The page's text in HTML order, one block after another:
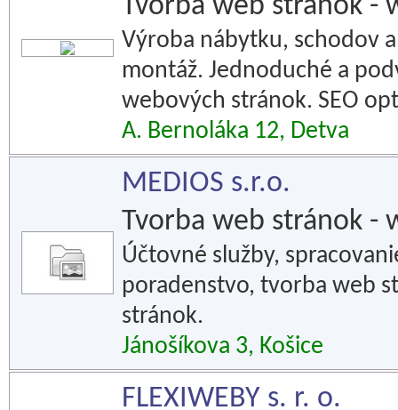
Tvorba web stránok -
Výroba nábytku, schodov
montáž. Jednoduché a
webových stránok. SEO
A. Bernoláka 12, Detva
MEDIOS s.r.o.
Tvorba web stránok -
Účtovné služby,
poradenstvo, tvorba web
stránok.
Jánošíkova 3, Košice
FLEXIWEBY s. r. o.